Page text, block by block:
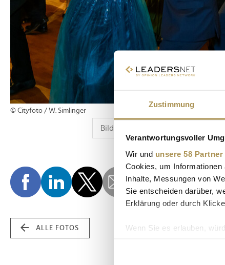
Zustimmung
Verantwortungsvoller
Wir und unsere 58 Partner
Cookies, um
Inhalte, Messungen von
Sie entscheiden darüber,
Erklärung oder durch
Wenn Sie es erlauben,
© Cityfoto / W. Simlinger
ALLE FOTOS